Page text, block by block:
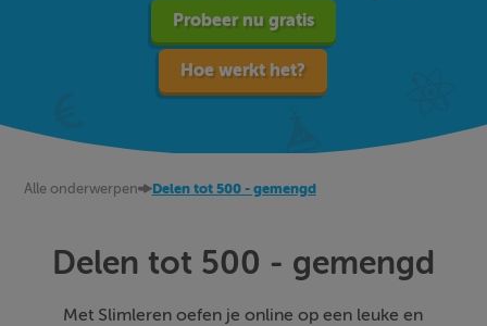
Probeer nu gratis
Hoe werkt het?
Alle onderwerpen Delen tot 500 - gemengd
Delen tot 500 - gemengd
Met Slimleren oefen je online op een leuke en